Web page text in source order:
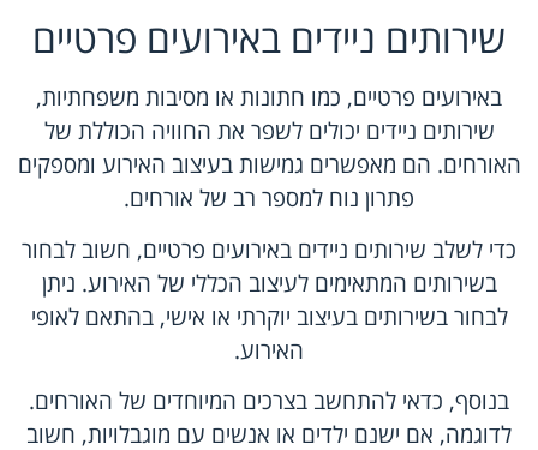
שירותים ניידים באירועים פרטיים
באירועים פרטיים, כמו חתונות או מסיבות משפחתיות,
שירותים ניידים יכולים לשפר את החוויה הכוללת של
האורחים. הם מאפשרים גמישות בעיצוב האירוע ומספקים
פתרון נוח למספר רב של אורחים.
כדי לשלב שירותים ניידים באירועים פרטיים, חשוב לבחור
בשירותים המתאימים לעיצוב הכללי של האירוע. ניתן
לבחור בשירותים בעיצוב יוקרתי או אישי, בהתאם לאופי
האירוע.
בנוסף, כדאי להתחשב בצרכים המיוחדים של האורחים.
לדוגמה, אם ישנם ילדים או אנשים עם מוגבלויות, חשוב